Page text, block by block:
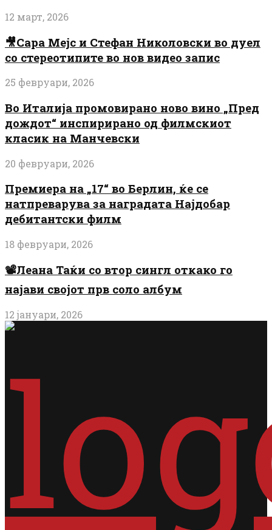
12 март, 2026
🎥Сара Мејс и Стефан Николовски во дуел
со стереотипите во нов видео запис
25 февруари, 2026
Во Италија промовирано ново вино „Пред
дождот“ инспирирано од филмскиот
класик на Манчевски
20 февруари, 2026
Премиера на „17“ во Берлин, ќе се
натпреварува за наградата Најдобар
дебитантски филм
18 февруари, 2026
📽️Леана Таќи со втор сингл откако го
најави својот прв соло албум
12 јануари, 2026